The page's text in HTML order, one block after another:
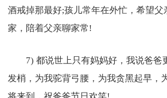
酒戒掉那最好;孩儿常年在外忙，希望父
家，陪着父亲聊家常!
7) 都说世上只有妈妈好，我说爸爸
发梢，为我驼背弓腰，为我贪黑起早，
将来到，祝爸爸节日欢笑!